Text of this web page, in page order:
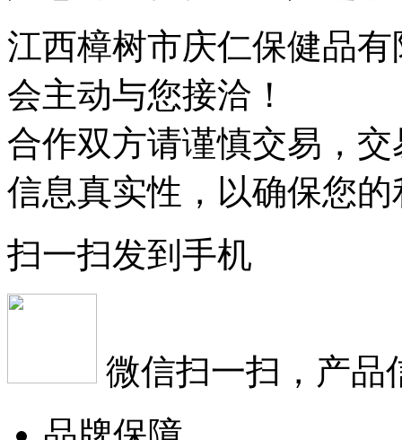
江西樟树市庆仁保健品有
会主动与您接洽！
合作双方请谨慎交易，
信息真实性，以确保您
扫一扫发到手机
微信扫一扫，产品